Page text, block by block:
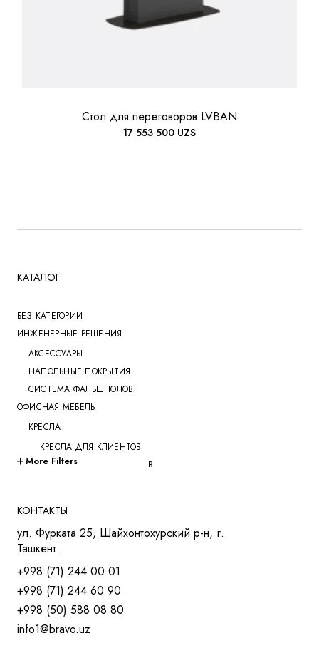
Стол для переговоров LVBAN
17 553 500 UZS
КАТАЛОГ
БЕЗ КАТЕГОРИИ
ИНЖЕНЕРНЫЕ РЕШЕНИЯ
АКСЕССУАРЫ
НАПОЛЬНЫЕ ПОКРЫТИЯ
СИСТЕМА ФАЛЬШПОЛОВ
ОФИСНАЯ МЕБЕЛЬ
КРЕСЛА
КРЕСЛА ДЛЯ КЛИЕНТОВ
КРЕСЛА ДЛЯ ПЕРЕГОВОРОВ
КРЕСЛА ДЛЯ ТРЕНИНГОВ
МЯГКАЯ МЕБЕЛЬ
СТОЛЫ
СТОЛ ДЛЯ РУКОВОДИТЕЛЯ
СТОЛЫ OPEN-SPACE
СТОЛЫ ДЛЯ МЕНЕДЖЕРОВ
СТОЛЫ ДЛЯ ПЕРЕГОВОРОВ
More Filters
КОНТАКТЫ
ул. Фурката 25, Шайхонтохурский р-н, г.
Ташкент.
+998 (71) 244 00 01
+998 (71) 244 60 90
+998 (50) 588 08 80
info1@bravo.uz